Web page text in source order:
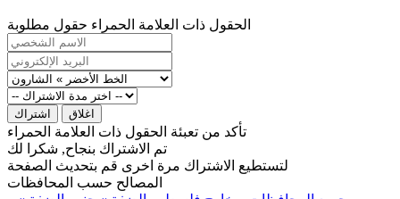
الحقول ذات العلامة الحمراء حقول مطلوبة
اشتراك اغلاق
تأكد من تعبئة الحقول ذات العلامة الحمراء
تم الاشتراك بنجاح, شكرا لك
لتستطيع الاشتراك مرة اخرى قم بتحديث الصفحة
المصالح حسب المحافظات